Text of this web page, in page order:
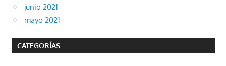
junio 2021
mayo 2021
CATEGORÍAS